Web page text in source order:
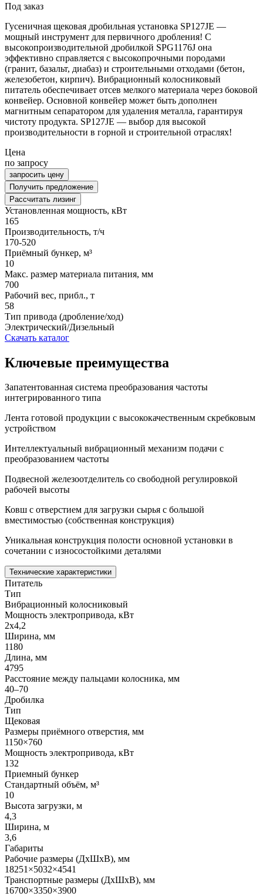
Под заказ
Гусеничная щековая дробильная установка SP127JE —
мощный инструмент для первичного дробления! С
высокопроизводительной дробилкой SPG1176J она
эффективно справляется с высокопрочными породами
(гранит, базальт, диабаз) и строительными отходами (бетон,
железобетон, кирпич). Вибрационный колосниковый
питатель обеспечивает отсев мелкого материала через боковой
конвейер. Основной конвейер может быть дополнен
магнитным сепаратором для удаления металла, гарантируя
чистоту продукта. SP127JE — выбор для высокой
производительности в горной и строительной отраслях!
Цена
по запросу
запросить цену
Получить предложение
Рассчитать лизинг
Установленная мощность, кВт
165
Производительность, т/ч
170-520
Приёмный бункер, м³
10
Макс. размер материала питания, мм
700
Рабочий вес, прибл., т
58
Тип привода (дробление/ход)
Электрический/Дизельный
Скачать каталог
Ключевые преимущества
Запатентованная система преобразования частоты
интегрированного типа
Лента готовой продукции с высококачественным скребковым
устройством
Интеллектуальный вибрационный механизм подачи с
преобразованием частоты
Подвесной железоотделитель со свободной регулировкой
рабочей высоты
Ковш с отверстием для загрузки сырья с большой
вместимостью (собственная конструкция)
Уникальная конструкция полости основной установки в
сочетании с износостойкими деталями
Технические характеристики
Питатель
Тип
Вибрационный колосниковый
Мощность электропривода, кВт
2х4,2
Ширина, мм
1180
Длина, мм
4795
Расстояние между пальцами колосника, мм
40–70
Дробилка
Тип
Щековая
Размеры приёмного отверстия, мм
1150×760
Мощность электропривода, кВт
132
Приемный бункер
Стандартный объём, м³
10
Высота загрузки, м
4,3
Ширина, м
3,6
Габариты
Рабочие размеры (ДxШxВ), мм
18251×5032×4541
Транспортные размеры (ДxШxВ), мм
16700×3350×3900